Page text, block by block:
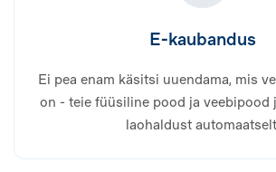
E-kaubandus
Ei pea enam käsitsi uuendama, mis
on - teie füüsiline pood ja veebipood
laohaldust